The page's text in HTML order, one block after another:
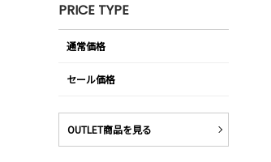
PRICE TYPE
通常価格
セール価格
OUTLET商品を見る